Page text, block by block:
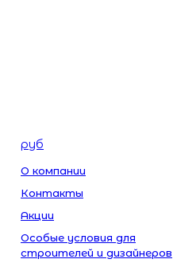
руб
О компании
Контакты
Акции
Особые условия для
строителей и дизайнеров